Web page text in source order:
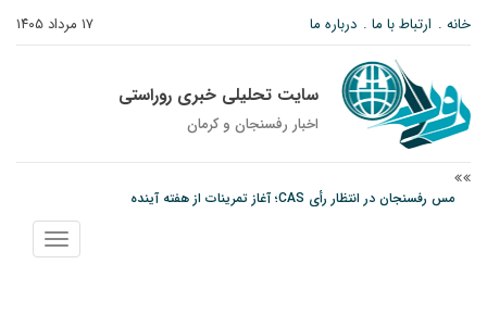
۱۷ مرداد ۱۴۰۵ خانه ارتباط با ما درباره ما
سایت تحلیلی خبری روراستی
اخبار رفسنجان و كرمان
مس رفسنجان در انتظار رأی CAS؛ آغاز تمرینات از هفته آینده
پیام رئیس کل دادگستری استان کرمان به مناسبت ۱۷ مردادماه سالروز شهادت شهید
نمایش
منو